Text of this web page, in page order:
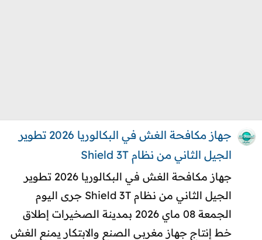
جهاز مكافحة الغش في البكالوريا 2026 تطوير
الجيل الثاني من نظام Shield 3T
جهاز مكافحة الغش في البكالوريا 2026 تطوير
الجيل الثاني من نظام Shield 3T جرى اليوم
الجمعة 08 ماي 2026 بمدينة الصخيرات إطلاق
خط إنتاج جهاز مغربي الصنع والابتكار يمنع الغش